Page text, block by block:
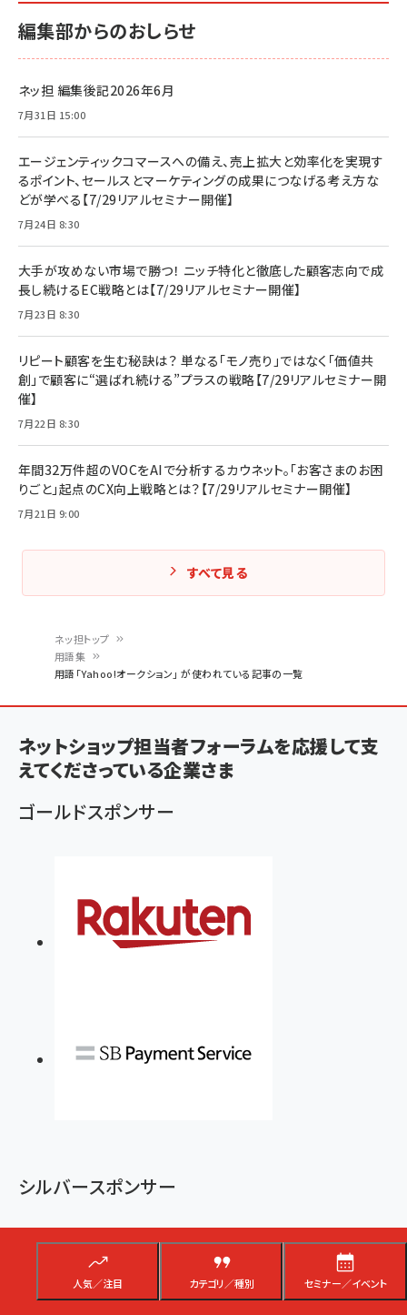
人気／注目 カテゴリ／種別 セミナー／イベント
ン
く
ず
ネッ担トップ
用語集
用語「Yahoo!オークション」 が使われている記事の一覧
編集部からのおしらせ
ネッ担 編集後記2026年6月
7月31日 15:00
エージェンティックコマースへの備え、売上拡大と効率化を実現す
るポイント、セールスとマーケティングの成果につなげる考え方な
どが学べる【7/29リアルセミナー開催】
7月24日 8:30
大手が攻めない市場で勝つ！ ニッチ特化と徹底した顧客志向で成
長し続けるEC戦略とは【7/29リアルセミナー開催】
7月23日 8:30
リピート顧客を生む秘訣は？ 単なる「モノ売り」ではなく「価値共
創」で顧客に“選ばれ続ける”プラスの戦略【7/29リアルセミナー開
催】
7月22日 8:30
年間32万件超のVOCをAIで分析するカウネット。「お客さまのお困
りごと」起点のCX向上戦略とは？【7/29リアルセミナー開催】
7月21日 9:00
すべて見る
ネットショップ担当者フォーラムを応援して支
えてくださっている企業さま
ゴールドスポンサー
シルバースポンサー